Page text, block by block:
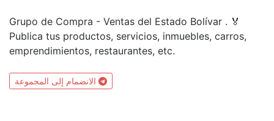
Grupo de Compra - Ventas del Estado Bolívar . 🏅
Publica tus productos, servicios, inmuebles, carros,
emprendimientos, restaurantes, etc.